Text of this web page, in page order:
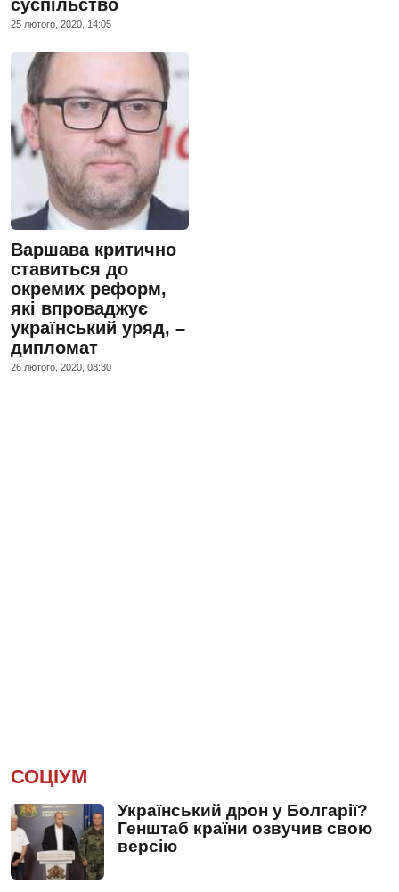
суспільство
25 лютого, 2020, 14:05
Варшава критично
ставиться до
окремих реформ,
які впроваджує
український уряд, –
дипломат
26 лютого, 2020, 08:30
СОЦІУМ
Український дрон у Болгарії?
Генштаб країни озвучив свою
версію